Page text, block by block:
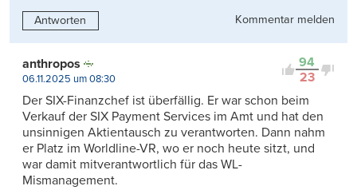
Antworten Kommentar melden
94
23
anthropos
06.11.2025 um 08:30
Der SIX-Finanzchef ist überfällig. Er war schon beim
Verkauf der SIX Payment Services im Amt und hat den
unsinnigen Aktientausch zu verantworten. Dann nahm
er Platz im Worldline-VR, wo er noch heute sitzt, und
war damit mitverantwortlich für das WL-
Mismanagement.